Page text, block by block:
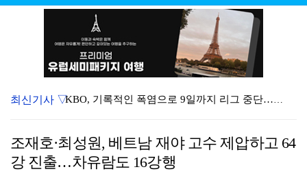
KBO, 기록적인 폭염으로 9일까지 리그 중단…내달 6…
이강인, 드디어 아틀레티코 선수단과 만났다…시메오네 감…
최신기사 ▽
조재호·최성원, 베트남 재야 고수 제압하고 64
강 진출…차유람도 16강행